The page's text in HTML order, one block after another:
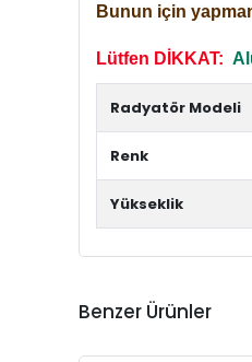
Bunun için
Lütfen DİKKAT:
Radyatör Modeli
Renk
Yükseklik
Benzer Ürünler